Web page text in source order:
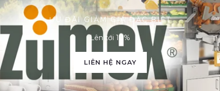
ƯU ĐÃI GIẢM GIÁ ĐẶC BIỆT
Lên tới 10%
LIÊN HỆ NGAY